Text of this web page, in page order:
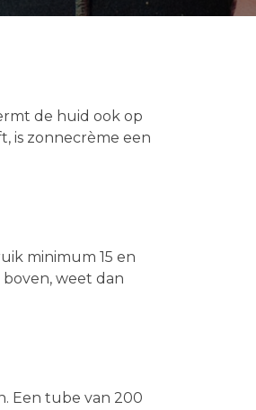
de huid ook op
is zonnecrème een
minimum 15 en
weet dan
Een tube van 200